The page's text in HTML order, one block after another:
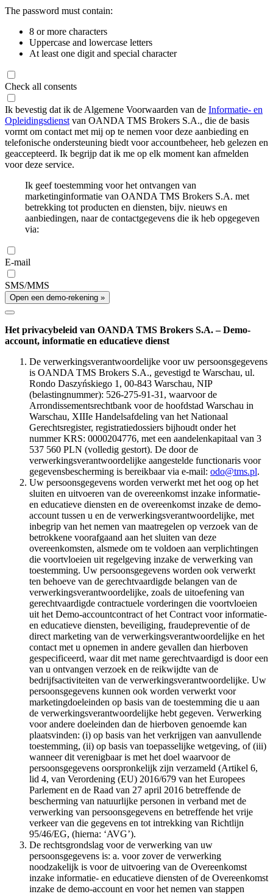
The password must contain:
8 or more characters
Uppercase and lowercase letters
At least one digit and special character
Check all consents
Ik bevestig dat ik de Algemene Voorwaarden van de Informatie- en
Opleidingsdienst van OANDA TMS Brokers S.A., die de basis
vormt om contact met mij op te nemen voor deze aanbieding en
telefonische ondersteuning biedt voor accountbeheer, heb gelezen en
geaccepteerd. Ik begrijp dat ik me op elk moment kan afmelden
voor deze service.
Ik geef toestemming voor het ontvangen van
marketinginformatie van OANDA TMS Brokers S.A. met
betrekking tot producten en diensten, bijv. nieuws en
aanbiedingen, naar de contactgegevens die ik heb opgegeven
via:
E-mail
SMS/MMS
Open een demo-rekening »
Het privacybeleid van OANDA TMS Brokers S.A. – Demo-
account, informatie en educatieve dienst
De verwerkingsverantwoordelijke voor uw persoonsgegevens
is OANDA TMS Brokers S.A., gevestigd te Warschau, ul.
Rondo Daszyńskiego 1, 00-843 Warschau, NIP
(belastingnummer): 526-275-91-31, waarvoor de
Arrondissementsrechtbank voor de hoofdstad Warschau in
Warschau, XIIIe Handelsafdeling van het Nationaal
Gerechtsregister, registratiedossiers bijhoudt onder het
nummer KRS: 0000204776, met een aandelenkapitaal van 3
537 560 PLN (volledig gestort). De door de
verwerkingsverantwoordelijke aangestelde functionaris voor
gegevensbescherming is bereikbaar via e-mail: odo@tms.pl.
Uw persoonsgegevens worden verwerkt met het oog op het
sluiten en uitvoeren van de overeenkomst inzake informatie-
en educatieve diensten en de overeenkomst inzake de demo-
account tussen u en de verwerkingsverantwoordelijke, met
inbegrip van het nemen van maatregelen op verzoek van de
betrokkene voorafgaand aan het sluiten van deze
overeenkomsten, alsmede om te voldoen aan verplichtingen
die voortvloeien uit regelgeving inzake de verwerking van
toestemming. Uw persoonsgegevens worden ook verwerkt
ten behoeve van de gerechtvaardigde belangen van de
verwerkingsverantwoordelijke, zoals de uitoefening van
gerechtvaardigde contractuele vorderingen die voortvloeien
uit het Demo-accountcontract of het Contract voor informatie-
en educatieve diensten, beveiliging, fraudepreventie of de
direct marketing van de verwerkingsverantwoordelijke en het
contact met u opnemen in andere gevallen dan hierboven
gespecificeerd, waar dit met name gerechtvaardigd is door een
van u ontvangen verzoek en de reikwijdte van de
bedrijfsactiviteiten van de verwerkingsverantwoordelijke. Uw
persoonsgegevens kunnen ook worden verwerkt voor
marketingdoeleinden op basis van de toestemming die u aan
de verwerkingsverantwoordelijke hebt gegeven. Verwerking
voor andere doeleinden dan de hierboven genoemde kan
plaatsvinden: (i) op basis van het verkrijgen van aanvullende
toestemming, (ii) op basis van toepasselijke wetgeving, of (iii)
wanneer dit verenigbaar is met het doel waarvoor de
persoonsgegevens oorspronkelijk zijn verzameld (Artikel 6,
lid 4, van Verordening (EU) 2016/679 van het Europees
Parlement en de Raad van 27 april 2016 betreffende de
bescherming van natuurlijke personen in verband met de
verwerking van persoonsgegevens en betreffende het vrije
verkeer van die gegevens en tot intrekking van Richtlijn
95/46/EG, (hierna: ‘AVG’).
De rechtsgrondslag voor de verwerking van uw
persoonsgegevens is: a. voor zover de verwerking
noodzakelijk is voor de uitvoering van de Overeenkomst
inzake informatie- en educatieve diensten of de Overeenkomst
inzake de demo-account en voor het nemen van stappen